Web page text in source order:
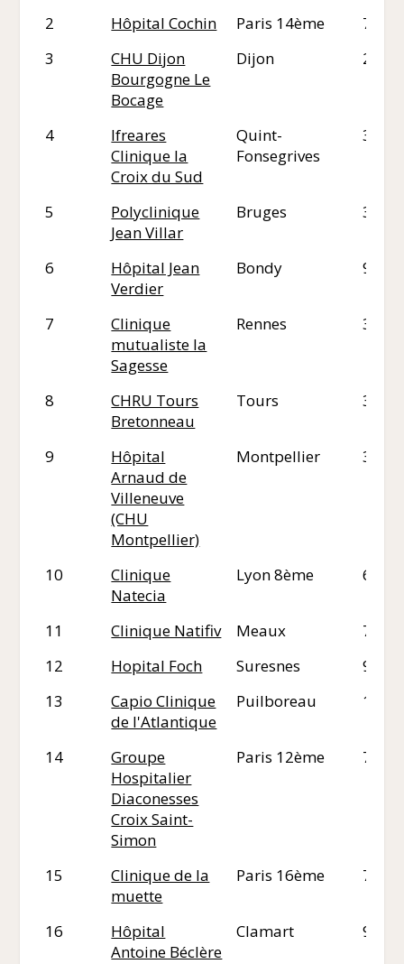
2 Hôpital Cochin Paris 14ème
75
3
CHU Dijon
Bourgogne Le
Bocage
Dijon 21
4
Ifreares
Clinique la
Croix du Sud
Quint-
Fonsegrives
31
5
Polyclinique
Jean Villar
Bruges 33
6
Hôpital Jean
Verdier
Bondy 93
7
Clinique
mutualiste la
Sagesse
Rennes 35
8
CHRU Tours
Bretonneau
Tours 37
9
Hôpital
Arnaud de
Villeneuve
(CHU
Montpellier)
Montpellier 34
10
Clinique
Natecia
Lyon 8ème 69
11 Clinique Natifiv Meaux
77
12
Hopital Foch Suresnes
92
13
Capio Clinique
de l'Atlantique
Puilboreau 17
14
Groupe
Hospitalier
Diaconesses
Croix Saint-
Simon
Paris 12ème 75
15
Clinique de la
muette
Paris 16ème 75
16
Hôpital
Antoine Béclère
Clamart 92